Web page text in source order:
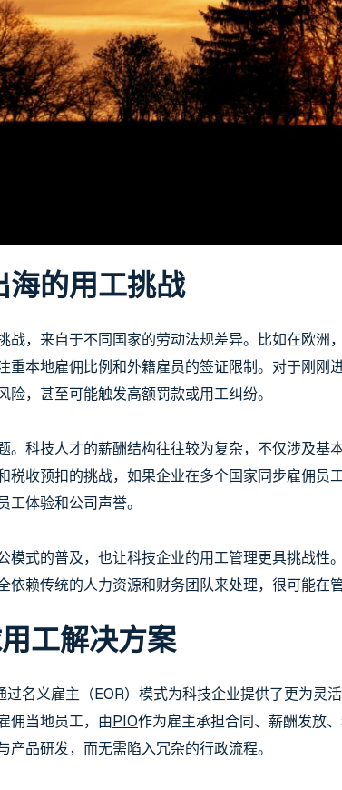
海的用工挑战
战，来自于不同国家的劳动法规差异。比如在欧洲
重本地雇佣比例和外籍雇员的签证限制。对于刚刚
险，甚至可能触发高额罚款或用工纠纷。
。科技人才的薪酬结构往往较为复杂，不仅涉及
税收预扣的挑战，如果企业在多个国家同步雇佣
工体验和公司声誉。
模式的普及，也让科技企业的用工管理更具挑战
依赖传统的人力资源和财务团队来处理，很可能在
工解决方案
过名义雇主（EOR）模式为科技企业提供了更为灵
佣当地员工，由PIO作为雇主承担合同、薪酬发放
产品研发，而无需陷入冗杂的行政流程。